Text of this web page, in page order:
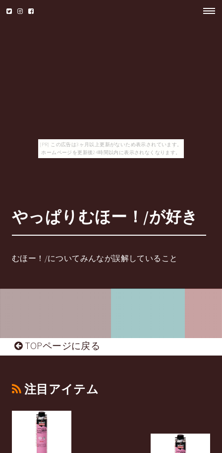
[PR] この広告は3ヶ月以上更新がないため表示されています。
ホームページを更新後24時間以内に表示されなくなります。
やっぱりむほー！/が好き
むほー！/についてみんなが誤解していること
TOPページに戻る
注目アイテム